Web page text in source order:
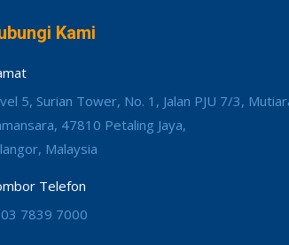
Kami
5, Surian Tower, No. 1, Jalan PJU 7/3,
47810 Petaling Jaya,
Malaysia
Telefon
7839 7000